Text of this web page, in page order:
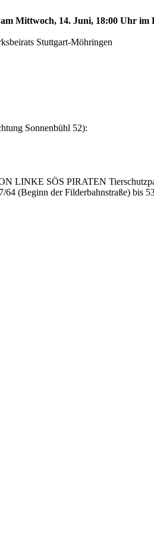
Mittwoch, 14. Juni, 18:00 Uhr
Stuttgart-Möhringen
Sonnenbühl 52):
LINKE SÖS PIRATEN
(Beginn der Filderbahnstraße) bis